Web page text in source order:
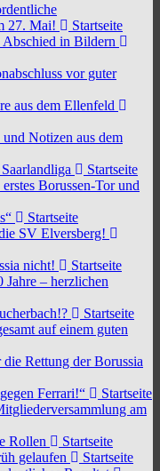
27. Mai!
Startseite
in Bildern
vor guter
aus dem Ellenfeld
Notizen aus dem
Startseite
Borussen-Tor und
Startseite
SV Elversberg!
nicht!
Startseite
Jahre – herzlichen
Startseite
auf einem guten
Rettung der Borussia
Ferrari!“
Startseite
am
Rollen
Startseite
gelaufen
Startseite